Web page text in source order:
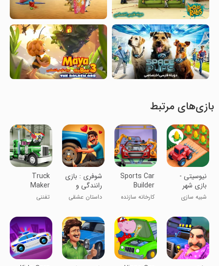
بازی‌های مرتبط
‏‏‏‏‏‏نیوسیتی -
بازی شهر
سازی و خانه
شبیه سازی
Sports Car
Builder
Factory
کارخانه سازنده
ورزشی
‏‏‏‏‏شوفری : بازی
رانندگی و
عاشقی
داستان عشقی
Truck
Maker
Factory Car
تفننی